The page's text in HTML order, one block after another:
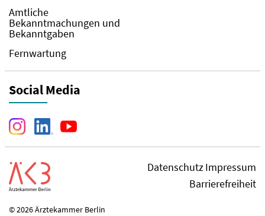
Amtliche
Bekanntmachungen und
Bekanntgaben
Fernwartung
Social Media
DatenschutzImpressum
Barrierefreiheit
© 2026 Ärztekammer Berlin